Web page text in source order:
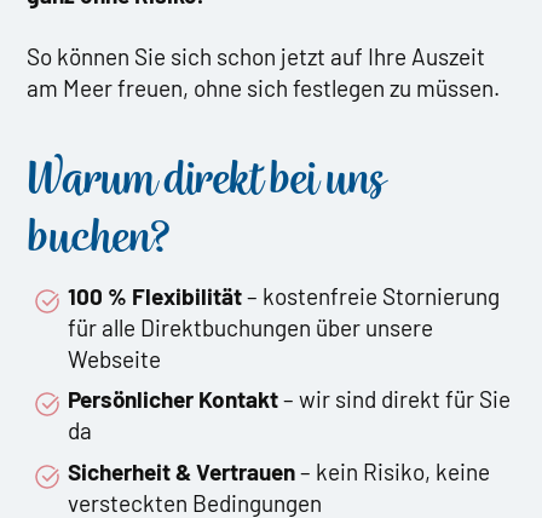
So können Sie sich schon jetzt auf Ihre Auszeit
am Meer freuen, ohne sich festlegen zu müssen.
Warum direkt bei uns
buchen?
100 % Flexibilität– kostenfreie Stornierung
für alle Direktbuchungen über unsere
Webseite
Persönlicher Kontakt– wir sind direkt für Sie
da
Sicherheit & Vertrauen– kein Risiko, keine
versteckten Bedingungen